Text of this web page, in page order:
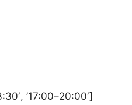
’17:00–20:00′]